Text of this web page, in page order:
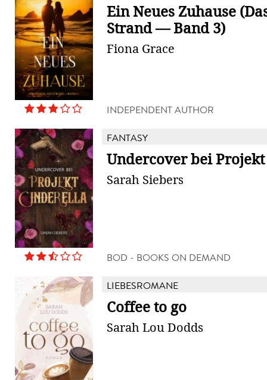
Ein Neues Zuhause
Strand — Band 3)
Fiona Grace
INDEPENDENT AUTHOR
FANTASY
Undercover bei
Sarah Siebers
BOD - BOOKS ON DEMAND
LIEBESROMANE
Coffee to go
Sarah Lou Dodds